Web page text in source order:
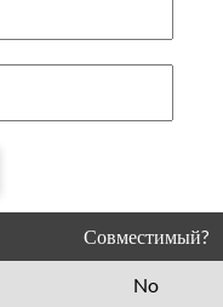
Совместимый?
No